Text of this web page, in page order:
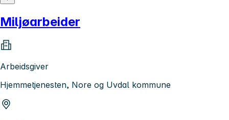
Miljøarbeider
Arbeidsgiver
Hjemmetjenesten, Nore og Uvdal kommune